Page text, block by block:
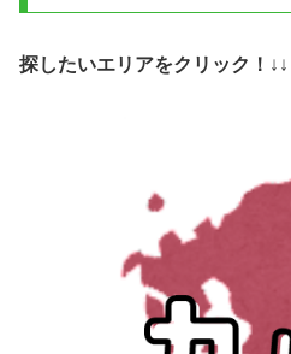
探したいエリアをクリック！ ↓↓